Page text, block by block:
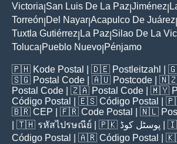
Victoria San Luis De La Paz Jiménez
Torreón Del Nayar Acapulco De Juárez
Tuxtla Gutiérrez La Paz Silao De La
Toluca Pueblo Nuevo Pénjamo
🇵🇭 Kode Postal | 🇩🇪 Postleitzahl |
🇸🇬 Postal Code | 🇦🇺 Postcode |
Postal Code | 🇿🇦 Postal Code | 🇲🇾
Código Postal
| 🇪🇸 Código Postal |
🇧🇷 CEP | 🇫🇷 Code Postal | 🇳🇱
| 🇹🇭 รหัสไปรษณีย์ | 🇵🇰 پوسٹل کوڈ |
Código Postal
| 🇦🇷 Código Postal |